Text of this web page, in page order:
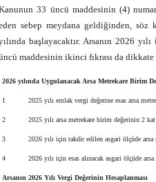
33 üncü maddesinin (4)
sebep meydana geldiğinden,
başlayacaktır. Arsanın 2026
maddesinin ikinci fıkrası da dikkate
2026 yılında Uygulanacak Arsa Metrekare Birim
1 2025 yılı emlak vergi değerine esas arsa
2 2025 yılı arsa metrekare birim değerinin 2
3 2026 yılı için takdir edilen asgari ölçüde
4 2026 yılı için esas alınacak asgari ölçüde
Arsanın 2026 Yılı Vergi Değerinin Hesaplanması